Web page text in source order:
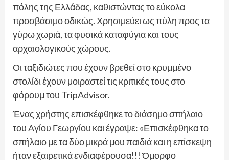
πόλης της Ελλάδας, καθιστώντας το εύκολα
προσβάσιμο οδικώς. Χρησιμεύει ως πύλη προς τα
γύρω χωριά, τα φυσικά καταφύγια και τους
αρχαιολογικούς χώρους.
Οι ταξιδιώτες που έχουν βρεθεί στο κρυμμένο
στολίδι έχουν μοιραστεί τις κριτικές τους στο
φόρουμ του TripAdvisor.
Ένας χρήστης επισκέφθηκε το διάσημο σπήλαιο
του Αγίου Γεωργίου και έγραψε: «Επισκέφθηκα το
σπήλαιο με τα δύο μικρά μου παιδιά και η επίσκεψη
ήταν εξαιρετικά ενδιαφέρουσα!!! Όμορφο